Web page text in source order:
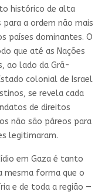
histórico de alta
para a ordem não mais
países dominantes. O
que até as Nações
ao lado da Grã-
colonial de Israel
se revela cada
de direitos
não são páreos para
legitimaram.
em Gaza é tanto
mesma forma que o
e de toda a região —